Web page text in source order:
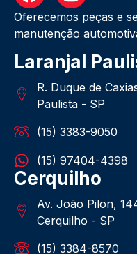
Oferecemos peças e
manutenção
Laranjal
R. Duque de
Paulista - SP
(15) 3383-9050
(15) 97404-4398
Cerquilho
Av. João Pilon,
Cerquilho - SP
(15) 3384-8570